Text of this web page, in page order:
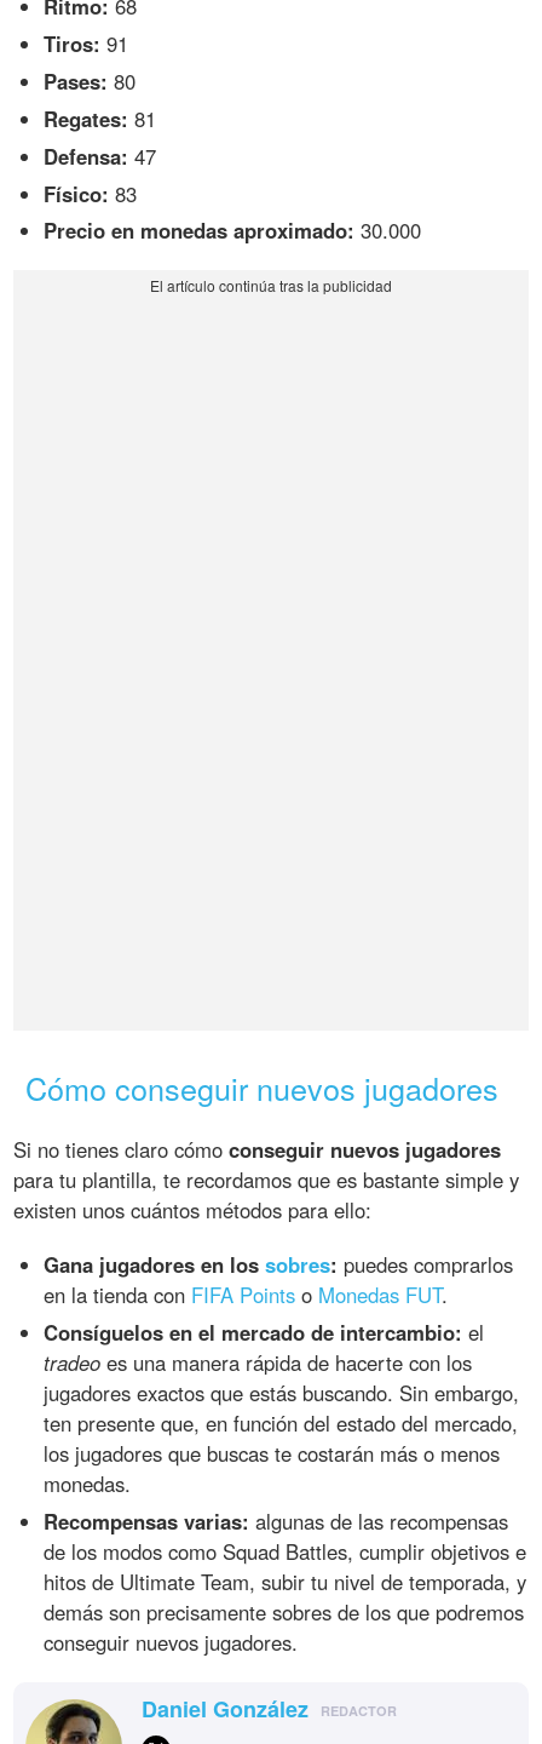
Ritmo: 68
Tiros: 91
Pases: 80
Regates: 81
Defensa: 47
Físico: 83
Precio en monedas aproximado: 30.000
Cómo conseguir nuevos jugadores
Si no tienes claro cómoconseguir nuevos jugadores
para tu plantilla, te recordamos que es bastante simple y
existen unos cuántos métodos para ello:
Gana jugadores en lossobres: puedes comprarlos
en la tienda con FIFA Points o Monedas FUT.
Consíguelos en el mercado de intercambio: el
tradeo es una manera rápida de hacerte con los
jugadores exactos que estás buscando. Sin embargo,
ten presente que, en función del estado del mercado,
los jugadores que buscas te costarán más o menos
monedas.
Recompensas varias: algunas de las recompensas
de los modos como Squad Battles, cumplir objetivos e
hitos de Ultimate Team, subir tu nivel de temporada, y
demás son precisamente sobres de los que podremos
conseguir nuevos jugadores.
Daniel González REDACTOR